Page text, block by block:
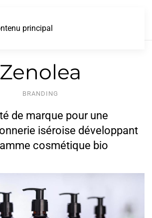
principal
Zenolea
BRANDING
de marque pour une
iséroise développant
cosmétique bio